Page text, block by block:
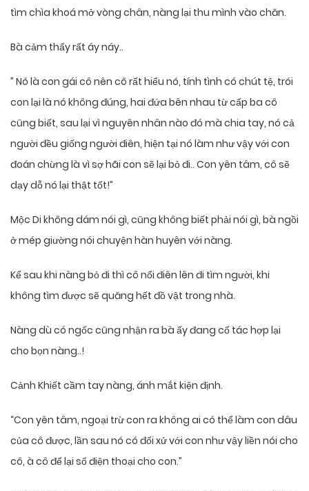
tìm chìa khoá mở vòng chân, nàng lại thu mình vào chăn.
Bà cảm thấy rất áy náy..
” Nó là con gái cô nên cô rất hiểu nó, tính tình có chút tệ, trói
con lại là nó không đúng, hai đứa bên nhau từ cấp ba cô
cũng biết, sau lại vì nguyên nhân nào đó mà chia tay, nó cả
người đều giống người điên, hiện tại nó làm như vậy với con
đoán chừng là vì sợ hãi con sẽ lại bỏ đi.. Con yên tâm, cô sẽ
dạy dỗ nó lại thật tốt!”
Mộc Di không dám nói gì, cũng không biết phải nói gì, bà ngồi
ở mép giường nói chuyện hàn huyên với nàng.
Kể sau khi nàng bỏ đi thì cô nổi điên lên đi tìm người, khi
không tìm được sẽ quăng hết đồ vật trong nhà.
Nàng dù có ngốc cũng nhận ra bà ấy đang cố tác hợp lại
cho bọn nàng..!
Cảnh Khiết cầm tay nàng, ánh mắt kiện định.
“Con yên tâm, ngoại trừ con ra không ai có thể làm con dâu
của cô được, lần sau nó có đối xử với con như vậy liền nói cho
cô, à cô để lại số điện thoại cho con.”